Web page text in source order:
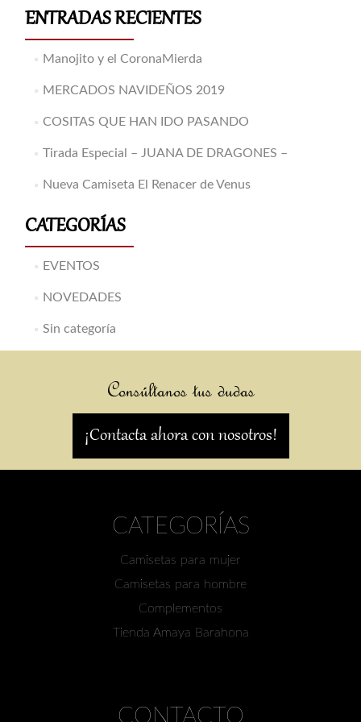
ENTRADAS RECIENTES
Manojito y el CoronaMierda
MERCADOS NAVIDEÑOS 2019
COSITAS QUE HAN IDO PASANDO
Tirada Especial – JUANA DE DRAGONES –
Nueva Camiseta El Renacer de Venus
CATEGORÍAS
EVENTOS
NOVEDADES
Sin categoría
Consúltanos tus dudas
¡Contacta ahora con nosotros!
CATEGORÍAS
Camisetas para mujer
Camisetas para hombre
Complementos
Tienda Amaya Barahona
CONTACTO